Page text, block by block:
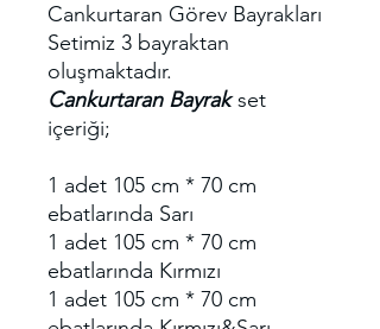
Cankurtaran Görev Bayrakları
Setimiz 3 bayraktan
oluşmaktadır.
Cankurtaran Bayrakset
içeriği;
1 adet 105 cm * 70 cm
ebatlarında Sarı
1 adet 105 cm * 70 cm
ebatlarında Kırmızı
1 adet 105 cm * 70 cm